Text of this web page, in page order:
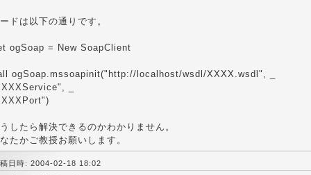
ドは以下の通りです。
ogSoap = New SoapClient
ogSoap.mssoapinit("http://localhost/wsdl/XXXX.wsdl", _
_
したら解決できるのかわかりません。
たかご教授お願いします。
日時: 2004-02-18 18:02